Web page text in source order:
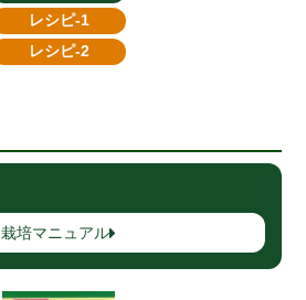
レシピ-1
レシピ-2
栽培マニュアル